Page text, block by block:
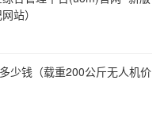
站）
少钱（载重200公斤无人机价